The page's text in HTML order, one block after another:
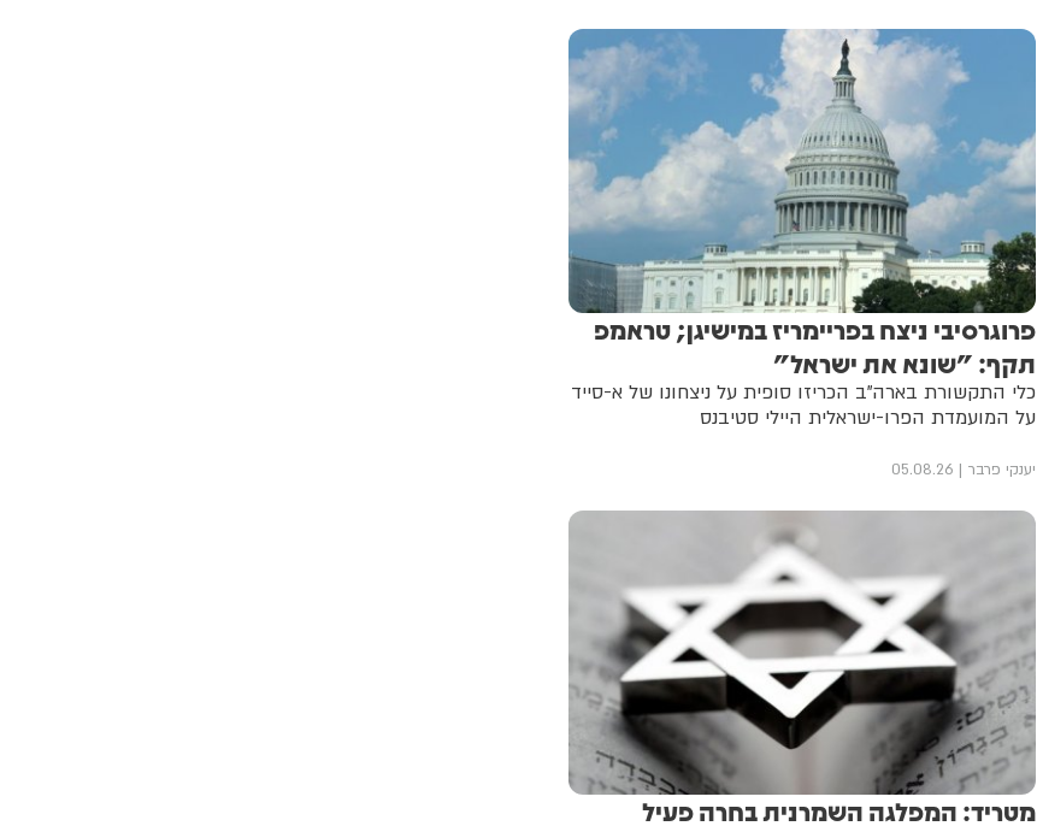
פרוגרסיבי ניצח בפריימריז במישיגן; טראמפ
תקף: "שונא את ישראל"
כלי התקשורת בארה"ב הכריזו סופית על ניצחונו של א-סייד
על המועמדת הפרו-ישראלית היילי סטיבנס
יענקי פרבר 05.08.26
מטריד: המפלגה השמרנית בחרה פעיל